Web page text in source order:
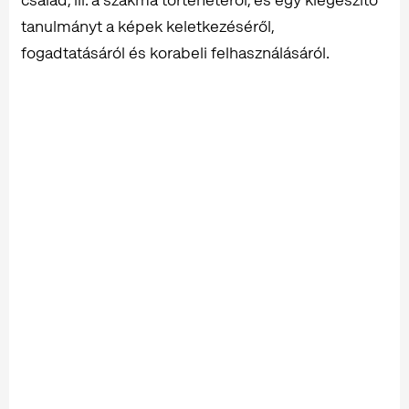
tanulmányt a képek keletkezéséről,
fogadtatásáról és korabeli felhasználásáról.